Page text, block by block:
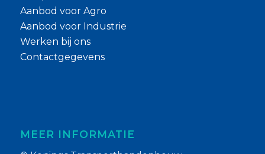
Aanbod voor Agro
Aanbod voor Industrie
Werken bij ons
Contactgegevens
MEER INFORMATIE